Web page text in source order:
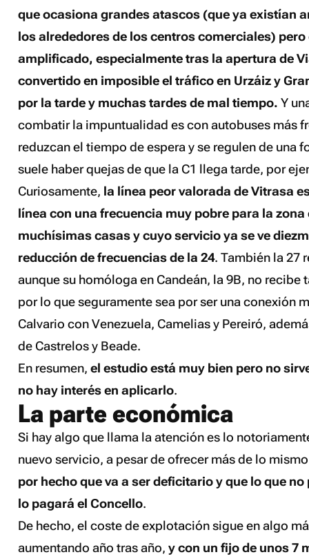
que ocasiona grandes atascos (que ya existían
los alrededores de los centros comerciales) pero
amplificado, especialmente tras la apertura de
convertido en imposible el tráfico en Urzáiz y
por la tarde y muchas tardes de mal tiempo. Y
combatir la impuntualidad es con autobuses más
reduzcan el tiempo de espera y se regulen de una
suele haber quejas de que la C1 llega tarde, por
Curiosamente, la línea peor valorada de Vitrasa
línea con una frecuencia muy pobre para la zona
muchísimas casas y cuyo servicio ya se ve
reducción de frecuencias de la 24. También la 27
aunque su homóloga en Candeán, la 9B, no
por lo que seguramente sea por ser una conexión
Calvario con Venezuela, Camelias y Pereiró,
de Castrelos y Beade.
En resumen,el estudio está muy bien pero no
no hay interés en aplicarlo.
La parte económica
Si hay algo que llama la atención es lo
nuevo servicio, a pesar de ofrecer más de lo
por hecho que va a ser deficitario y que lo que
lo pagará el Concello.
De hecho, el coste de explotación sigue en algo
aumentando año tras año,y con un fijo de unos 7